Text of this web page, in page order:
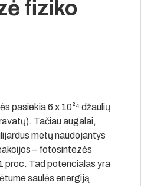
fiziko
pasiekia 6 x 10²⁴ džaulių
Tačiau augalai,
metų naudojantys
– fotosintezės
proc. Tad potencialas yra
saulės energiją